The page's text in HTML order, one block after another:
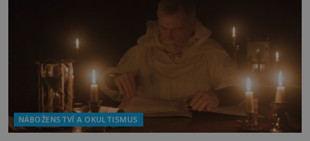
NÁBOŽENSTVÍ A OKULTISMUS